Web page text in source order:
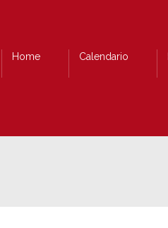
Home Calendario